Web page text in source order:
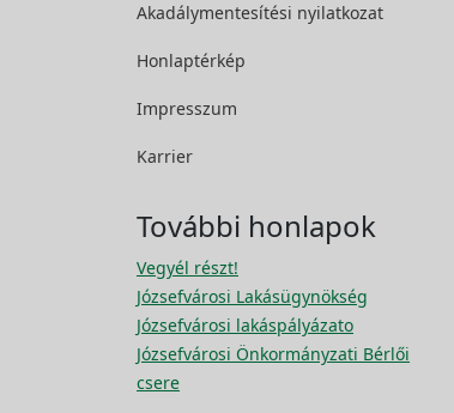
Akadálymentesítési nyilatkozat
Honlaptérkép
Impresszum
Karrier
További honlapok
Vegyél részt!
Józsefvárosi Lakásügynökség
Józsefvárosi lakáspályázato
Józsefvárosi Önkormányzati Bérlői
csere